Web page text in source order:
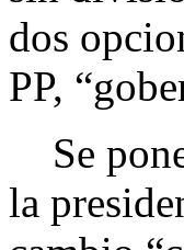
dos
PP,
Se
la